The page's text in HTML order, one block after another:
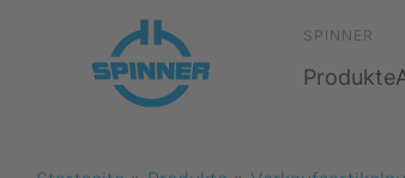
SPINNER
Produkte